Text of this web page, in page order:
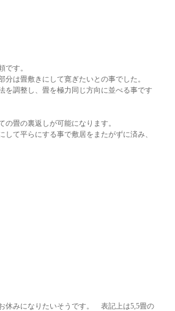
す。
は畳敷きにして寛ぎたいとの事でした。
を調整し、畳を極力同じ方向に並べる事です
畳の裏返しが可能になります。
て平らにする事で敷居をまたがずに済み、
休みになりたいそうです。 表記上は5,5畳の